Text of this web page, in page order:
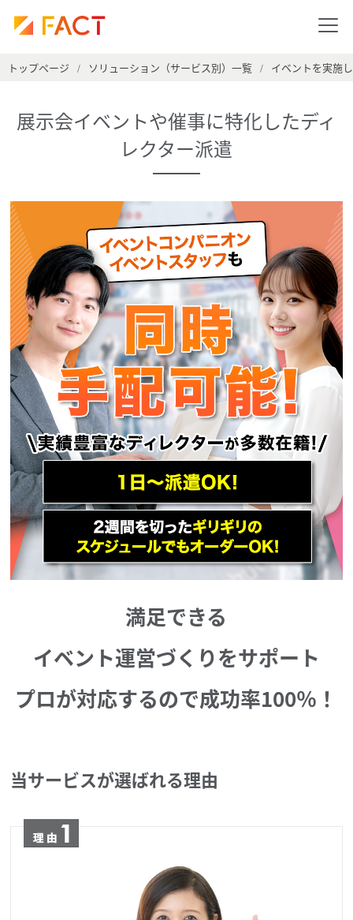
トップページ / ソリューション（サービス別）一覧 / イベントを実施
展示会イベントや催事に特化したディ
レクター派遣
満足できる
イベント運営づくりをサポート
プロが対応するので成功率100％！
当サービスが選ばれる理由